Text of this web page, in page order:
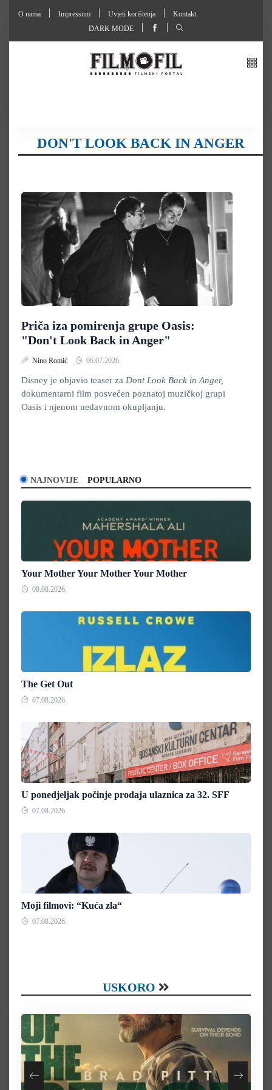
O nama Impressum Uvjeti korištenja
Kontakt
DARK MODE
DON'T LOOK BACK IN ANGER
Priča iza pomirenja grupe Oasis:
"Don't Look Back in Anger"
Nino Romić 06.07.2026.
Disney je objavio teaser za Dont Look Back in Anger,
dokumentarni film posvećen poznatoj muzičkoj grupi
Oasis i njenom nedavnom okupljanju.
NAJNOVIJE POPULARNO
Your Mother Your Mother Your Mother
08.08.2026.
The Get Out
07.08.2026.
U ponedjeljak počinje prodaja ulaznica za 32. SFF
07.08.2026.
Moji filmovi: “Kuća zla“
07.08.2026.
USKORO